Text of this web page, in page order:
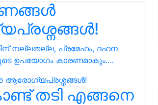
നല്ലതല്ല, പ്രമേഹം, ദഹന
ഉപയോഗം കാരണമാകും.…
തടി എങ്ങനെ